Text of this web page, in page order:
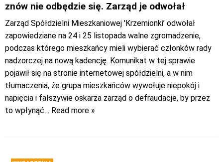
znów nie odbędzie się. Zarząd je odwołał
Zarząd Spółdzielni Mieszkaniowej 'Krzemionki’ odwołał
zapowiedziane na 24 i 25 listopada walne zgromadzenie,
podczas którego mieszkańcy mieli wybierać członków rady
nadzorczej na nową kadencję. Komunikat w tej sprawie
pojawił się na stronie internetowej spółdzielni, a w nim
tłumaczenia, że grupa mieszkańców wywołuje niepokój i
napięcia i fałszywie oskarża zarząd o defraudacje, by przez
to wpłynąć… Read more »